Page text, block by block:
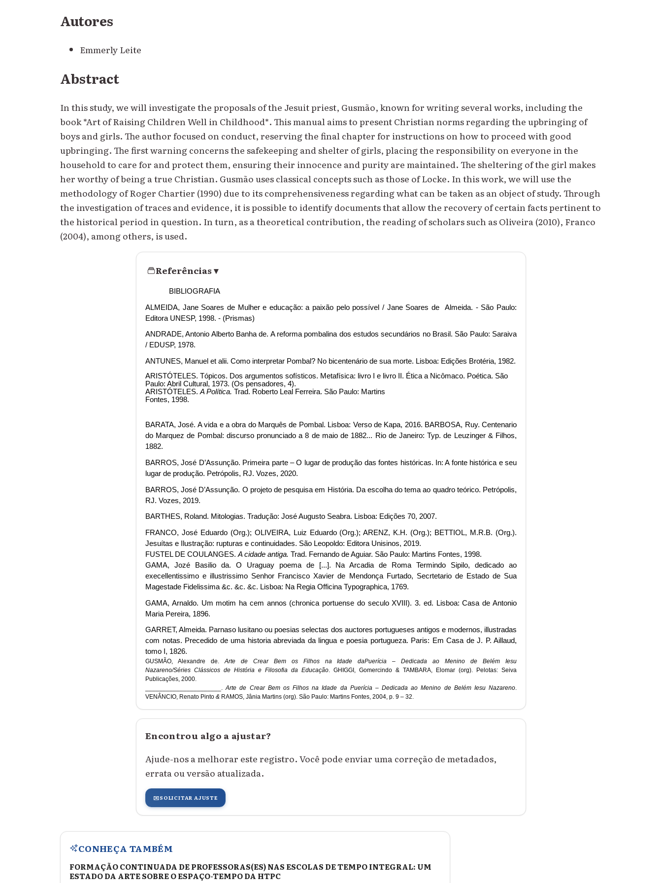
Autores
Emmerly Leite
Abstract
In this study, we will investigate the proposals of the Jesuit priest, Gusmão, known for writing several works, including the
book *Art of Raising Children Well in Childhood*. This manual aims to present Christian norms regarding the upbringing of
boys and girls. The author focused on conduct, reserving the final chapter for instructions on how to proceed with good
upbringing. The first warning concerns the safekeeping and shelter of girls, placing the responsibility on everyone in the
household to care for and protect them, ensuring their innocence and purity are maintained. The sheltering of the girl makes
her worthy of being a true Christian. Gusmão uses classical concepts such as those of Locke. In this work, we will use the
methodology of Roger Chartier (1990) due to its comprehensiveness regarding what can be taken as an object of study. Through
the investigation of traces and evidence, it is possible to identify documents that allow the recovery of certain facts pertinent to
the historical period in question. In turn, as a theoretical contribution, the reading of scholars such as Oliveira (2010), Franco
(2004), among others, is used.
Referências▾
BIBLIOGRAFIA
ALMEIDA, Jane Soares de Mulher e educação: a paixão pelo possível / Jane Soares de Almeida. - São Paulo:
Editora UNESP, 1998. - (Prismas)
ANDRADE, Antonio Alberto Banha de. A reforma pombalina dos estudos secundários no Brasil. São Paulo: Saraiva
/ EDUSP, 1978.
ANTUNES, Manuel et alii. Como interpretar Pombal? No bicentenário de sua morte. Lisboa: Edições Brotéria, 1982.
ARISTÓTELES. Tópicos. Dos argumentos sofísticos. Metafísica: livro I e livro II. Ética a Nicômaco. Poética. São
Paulo: Abril Cultural, 1973. (Os pensadores, 4).
ARISTÓTELES. A Política. Trad. Roberto Leal Ferreira. São Paulo: Martins
Fontes, 1998.
BARATA, José. A vida e a obra do Marquês de Pombal. Lisboa: Verso de Kapa, 2016. BARBOSA, Ruy. Centenario
do Marquez de Pombal: discurso pronunciado a 8 de maio de 1882... Rio de Janeiro: Typ. de Leuzinger & Filhos,
1882.
BARROS, José D’Assunção. Primeira parte – O lugar de produção das fontes históricas. In: A fonte histórica e seu
lugar de produção. Petrópolis, RJ. Vozes, 2020.
BARROS, José D’Assunção. O projeto de pesquisa em História. Da escolha do tema ao quadro teórico. Petrópolis,
RJ. Vozes, 2019.
BARTHES, Roland. Mitologias. Tradução: José Augusto Seabra. Lisboa: Edições 70, 2007.
FRANCO, José Eduardo (Org.); OLIVEIRA, Luiz Eduardo (Org.); ARENZ, K.H. (Org.); BETTIOL, M.R.B. (Org.).
Jesuítas e Ilustração: rupturas e continuidades. São Leopoldo: Editora Unisinos, 2019.
FUSTEL DE COULANGES. A cidade antiga. Trad. Fernando de Aguiar. São Paulo: Martins Fontes, 1998.
GAMA, Jozé Basilio da. O Uraguay poema de [...]. Na Arcadia de Roma Termindo Sipilo, dedicado ao
execellentissimo e illustrissimo Senhor Francisco Xavier de Mendonça Furtado, Secrtetario de Estado de Sua
Magestade Fidelissima &c. &c. &c. Lisboa: Na Regia Officina Typographica, 1769.
GAMA, Arnaldo. Um motim ha cem annos (chronica portuense do seculo XVIII). 3. ed. Lisboa: Casa de Antonio
Maria Pereira, 1896.
GARRET, Almeida. Parnaso lusitano ou poesias selectas dos auctores portugueses antigos e modernos, illustradas
com notas. Precedido de uma historia abreviada da lingua e poesia portugueza. Paris: Em Casa de J. P. Aillaud,
tomo I, 1826.
GUSMÃO, Alexandre de.Arte de Crear Bem os Filhos na Idade daPuerícia – Dedicada ao Menino de Belém Iesu
Nazareno/Séries Clássicos de História e Filosofia da Educação. GHIGGI, Gomercindo & TAMBARA, Elomar (org). Pelotas: Seiva
Publicações, 2000.
______________________.Arte de Crear Bem os Filhos na Idade da Puerícia – Dedicada ao Menino de Belém Iesu Nazareno.
VENÂNCIO, Renato Pinto & RAMOS, Jânia Martins (org). São Paulo: Martins Fontes, 2004, p. 9 – 32.
Encontrou algo a ajustar?
Ajude-nos a melhorar este registro. Você pode enviar uma correção de metadados,
errata ou versão atualizada.
✉️SOLICITAR AJUSTE
CONHEÇA TAMBÉM
FORMAÇÃO CONTINUADA DE PROFESSORAS(ES) NAS ESCOLAS DE TEMPO INTEGRAL: UM
ESTADO DA ARTE SOBRE O ESPAÇO-TEMPO DA HTPC